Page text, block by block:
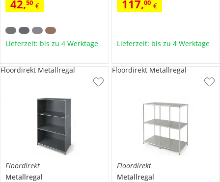
42,50 €
Lieferzeit: bis zu 4 Werktage
117,00 €
Lieferzeit: bis zu 4 Werktage
Floordirekt
Metallregal
Floordirekt Metallregal
Floordirekt
Metallregal
Floordirekt Metallregal